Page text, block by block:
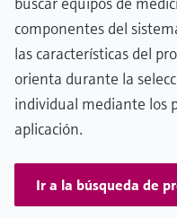
componentes del
las características del
orienta durante la
individual mediante los
aplicación.
Ir a la búsqueda de